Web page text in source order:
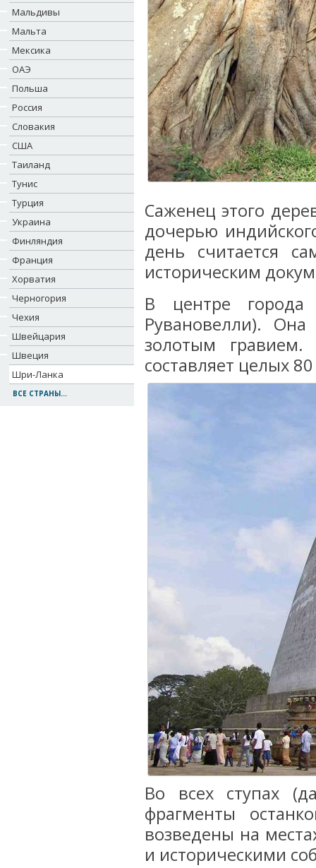
Мальдивы
Мальта
Мексика
ОАЭ
Польша
Россия
Словакия
США
Таиланд
Тунис
Турция
Украина
Финляндия
Франция
Хорватия
Черногория
Чехия
Швейцария
Швеция
Шри-Ланка
ВСЕ СТРАНЫ...
Саженец этого
дочерью
день считается
историческим
В центре города
Рувановелли).
золотым
составляет целых
Во всех ступах
фрагменты
возведены на
и историческими